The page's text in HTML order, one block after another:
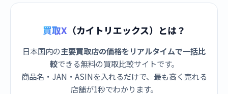
買取X （カイトリエックス）とは？
日本国内の主要買取店の価格をリアルタイムで一括比
較できる無料の買取比較サイトです。
商品名・JAN・ASINを入れるだけで、最も高く売れる
店舗が1秒でわかります。